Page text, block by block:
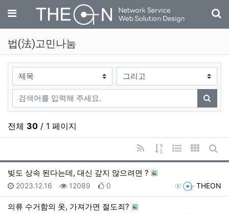
메뉴
법(法)고민나눔
검색대상
검색어
검색
전체 30 / 1 페이지
RSS
게시물 정렬
웹진 스타일
갤러리게
빚도 상속 된다는데, 대신 갚지 않으려면 ?
등록자 THEON
등록일
2023.12.16 조회
12089 추천
0
의류 수거함의 옷, 가져가면 절도죄?